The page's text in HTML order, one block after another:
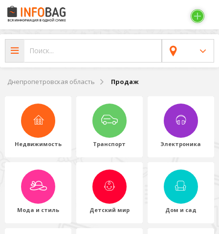
Днепропетровская область Продаж
Недвижимость Транспорт Электроника
Мода и стиль Детский мир Дом и сад